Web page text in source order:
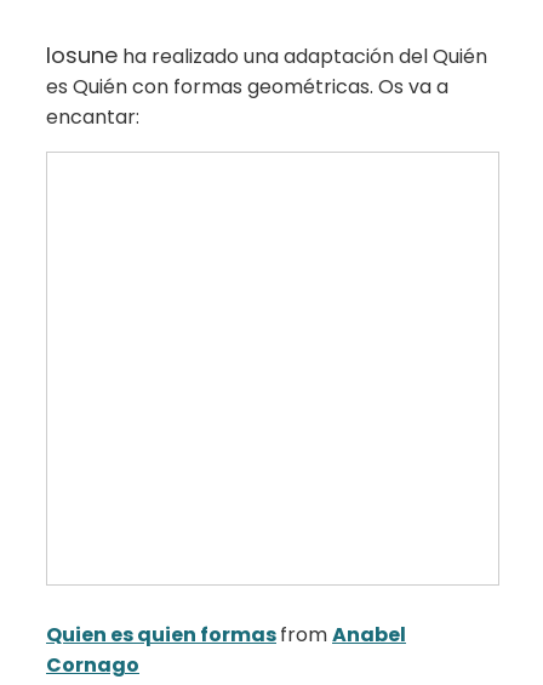
Iosune ha realizado una adaptación del Quién
es Quién con formas geométricas. Os va a
encantar:
Quien es quien formasfromAnabel
Cornago